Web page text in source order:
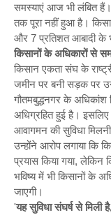
समस्याएं आज भी लंबित हैं।
तक पूरा नहीं हुआ है।
और 7 प्रतिशत आबादी के
किसानों के अधिकारों से
किसान एकता संघ के
जमीन पर बनी सड़क पर
गौतमबुद्धनगर के अधिकांश
अधिग्रहित हुई है। इसलिए
आवागमन की सुविधा मिलनी
उन्होंने आरोप लगाया कि
प्रयास किया गया,
भविष्य में भी किसानों के
जाएगी।
'यह सुविधा संघर्ष से मिली